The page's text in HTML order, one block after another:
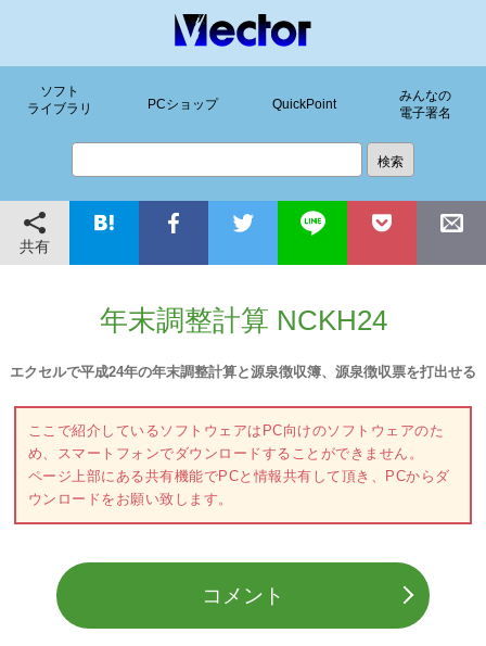
ソフト
ライブラリ
PCショップ QuickPoint
みんなの
電子署名
共有
年末調整計算 NCKH24
エクセルで平成24年の年末調整計算と源泉徴収簿、源泉徴収票を打出せる
ここで紹介しているソフトウェアはPC向けのソフトウェアのた
め、スマートフォンでダウンロードすることができません。
ページ上部にある共有機能でPCと情報共有して頂き、PCからダ
ウンロードをお願い致します。
コメント